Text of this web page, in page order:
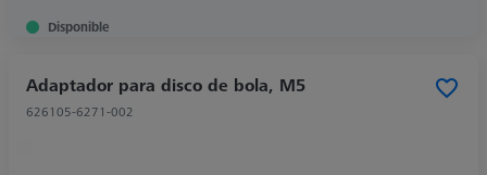
Disponible
Adaptador para disco de bola, M5
626105-6271-002